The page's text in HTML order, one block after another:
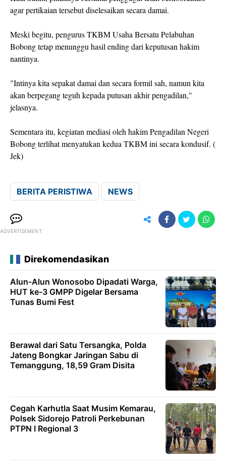
agar pertikaian tersebut diselesaikan secara damai.
Meski begitu, pengurus TKBM Usaha Bersatu Pelabuhan
Bobong tetap menunggu hasil ending dari keputusan hakim
nantinya.
"Intinya kita sepakat damai dan secara formil sah, namun kita
akan berpegang teguh kepada putusan akhir pengadilan,"
jelasnya.
Sementara itu, kegiatan mediasi oleh hakim Pengadilan Negeri
Bobong terlihat menyatukan kedua TKBM ini secara kondusif. (
Jek)
BERITA PERISTIWA NEWS
ADVERTISEMENT
Direkomendasikan
Alun-Alun Wonosobo Dipadati Warga,
HUT ke-3 GMPP Digelar Bersama
Tunas Bumi Fest
Berawal dari Satu Tersangka, Polda
Jateng Bongkar Jaringan Sabu di
Temanggung, 18,59 Gram Disita
Cegah Karhutla Saat Musim Kemarau,
Polsek Sidorejo Patroli Perkebunan
PTPN I Regional 3